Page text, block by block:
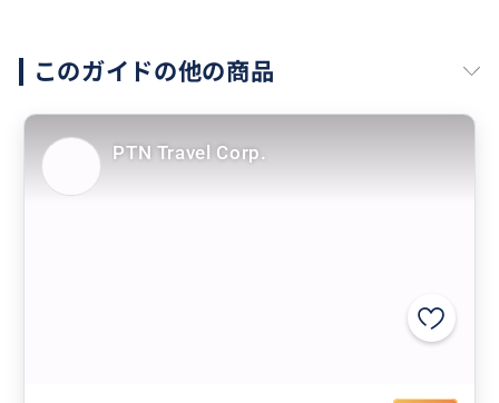
このガイドの他の商品
PTN Travel Corp.